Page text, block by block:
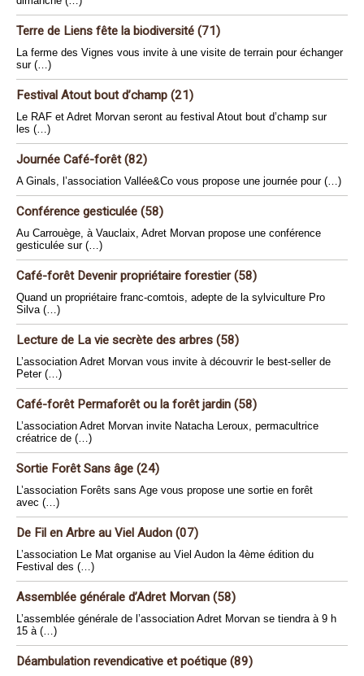
Terre de Liens fête la biodiversité (71)
La ferme des Vignes vous invite à une visite de terrain pour échanger
sur (…)
Festival Atout bout d’champ (21)
Le RAF et Adret Morvan seront au festival Atout bout d’champ sur
les (…)
Journée Café-forêt (82)
A Ginals, l’association Vallée&Co vous propose une journée pour (…)
Conférence gesticulée (58)
Au Carrouège, à Vauclaix, Adret Morvan propose une conférence
gesticulée sur (…)
Café-forêt Devenir propriétaire forestier (58)
Quand un propriétaire franc-comtois, adepte de la sylviculture Pro
Silva (…)
Lecture de La vie secrète des arbres (58)
L’association Adret Morvan vous invite à découvrir le best-seller de
Peter (…)
Café-forêt Permaforêt ou la forêt jardin (58)
L’association Adret Morvan invite Natacha Leroux, permacultrice
créatrice de (…)
Sortie Forêt Sans âge (24)
L’association Forêts sans Age vous propose une sortie en forêt
avec (…)
De Fil en Arbre au Viel Audon (07)
L’association Le Mat organise au Viel Audon la 4ème édition du
Festival des (…)
Assemblée générale d’Adret Morvan (58)
L’assemblée générale de l’association Adret Morvan se tiendra à 9 h
15 à (…)
Déambulation revendicative et poétique (89)